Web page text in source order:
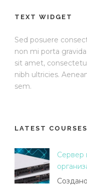
TEXT WIDGET
Sed posuere
non mi porta
sit amet,
nibh ultricies.
sem.
LATEST COURSES
Сервер
Создано